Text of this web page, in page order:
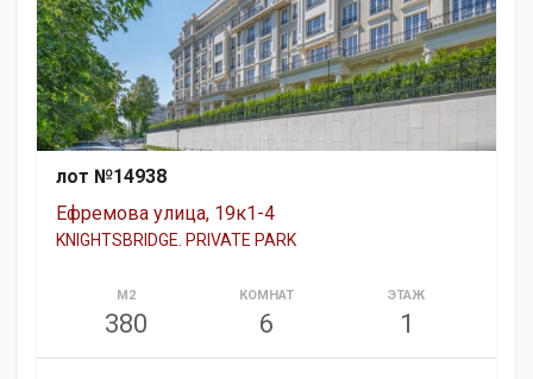
лот №14938
Ефремова улица, 19к1-4
KNIGHTSBRIDGE. PRIVATE PARK
М2
380
КОМНАТ
6
ЭТАЖ
1